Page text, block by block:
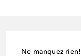
Ne manquez rien!